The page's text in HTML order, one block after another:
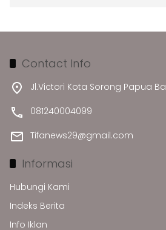
Contact Info
Jl.Victori Kota Sorong Papua
081240004099
Tifanews29@gmail.com
Informasi
Hubungi Kami
Indeks Berita
Info Iklan